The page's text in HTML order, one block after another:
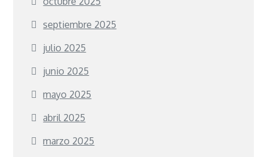
septiembre 2025
julio 2025
junio 2025
mayo 2025
abril 2025
marzo 2025